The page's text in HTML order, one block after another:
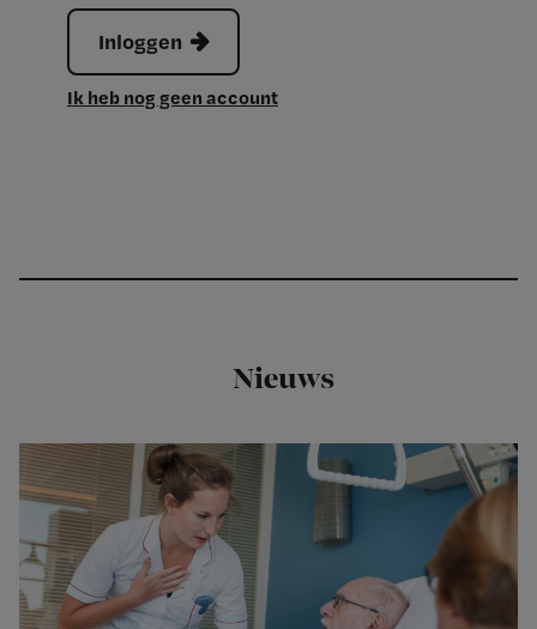
Inloggen
Ik heb nog geen account
Nieuws